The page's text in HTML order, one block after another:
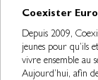
Coexister
Depuis 2009,
jeunes pour qu’ils
vivre ensemble au
Aujourd’hui, afin